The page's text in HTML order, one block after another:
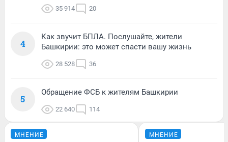
35 914 20
4
Как звучит БПЛА. Послушайте, жители
Башкирии: это может спасти вашу жизнь
28 528 36
5
Обращение ФСБ к жителям Башкирии
22 640 114
МНЕНИЕ МНЕНИЕ